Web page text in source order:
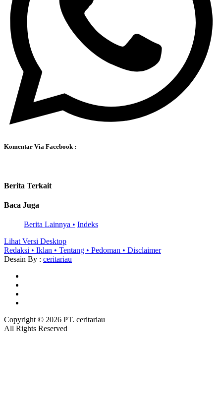
Komentar Via Facebook :
Berita Terkait
Baca Juga
Berita Lainnya • Indeks
Lihat Versi Desktop
Redaksi • Iklan • Tentang • Pedoman • Disclaimer
Desain By : ceritariau
Copyright © 2026 PT. ceritariau
All Rights Reserved